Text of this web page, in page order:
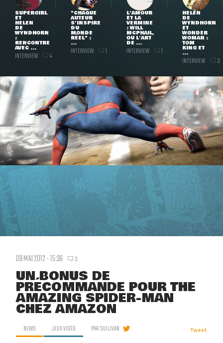
SUPERGIRL
ET
HELEN
DE
WYNDHORN
:
RENCONTRE
AVEC ...
INTERVIEW 4
"CHAQUE
AUTEUR
S'INSPIRE
DU
MONDE
RÉEL" :
...
INTERVIEW 1
L'AMOUR
ET LA
VERMINE
: WILL
MCPHAIL,
OU L'ART
DE ...
INTERVIEW 1
HELEN
DE
WYNDHORN
ET
WONDER
WOMAN :
TOM
KING ET
...
INTERVIEW 3
09 MAI 2012 - 15:36 3
UN BONUS DE
PRÉCOMMANDE POUR THE
AMAZING SPIDER-MAN
CHEZ AMAZON
NEWS JEUX VIDÉO PARSULLIVAN Tweet